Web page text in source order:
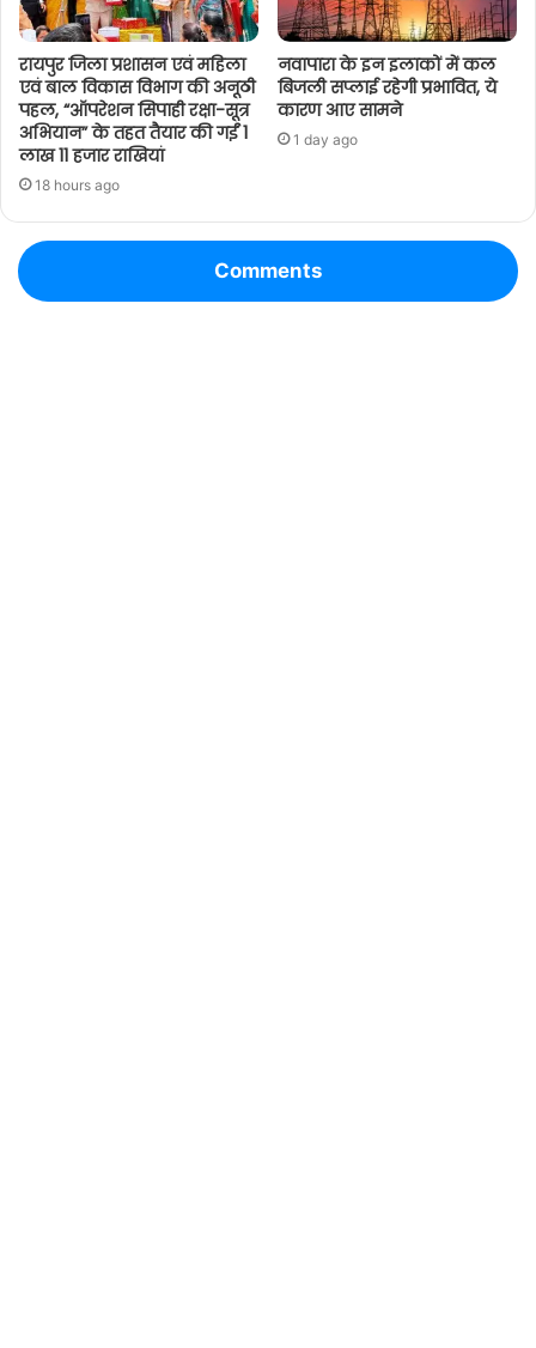
रायपुर जिला प्रशासन एवं महिला
एवं बाल विकास विभाग की अनूठी
पहल, “ऑपरेशन सिपाही रक्षा-सूत्र
अभियान” के तहत तैयार की गईं 1
लाख 11 हजार राखियां
18 hours ago
नवापारा के इन इलाकों में कल
बिजली सप्लाई रहेगी प्रभावित, ये
कारण आए सामने
1 day ago
Comments